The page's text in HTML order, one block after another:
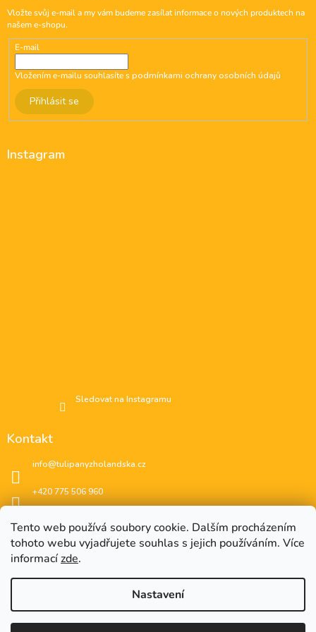
Tento web používá soubory cookie. Dalším procházením
tohoto webu vyjadřujete souhlas s jejich používáním. Více
informacízde.
Nastavení
Vložte svůj e-mail a my vám budeme zasílat informace o nových produktech na
našem e-shopu.
E-mail
Vložením e-mailu souhlasíte spodmínkami ochrany osobních údajů
Přihlásit se
Instagram
Sledovat na Instagramu
Kontakt
info@tulipanyzholandska.cz
+420 775 506 960
instagram